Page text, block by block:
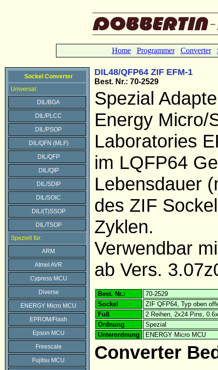
Home Programmer Converter
Sockel Converter
Universal:
DIL/BGA
DIL/PLCC
DIL/PSOP
DIL/QFN (MLF)
DIL/QFP
DIL/QIP
DIL/SDIP
DIL/SOIC
DIL/(T)SSOP
DIL/TSOP
Speziell für:
ARM
Atmel AVR
Cypress MCU
Diverse
ENERGY Micro MCU
EPROM/Flash
Epson MCU
Freescale
Fujitsu MCU
DIL48/QFP64 ZIF EFM-1
Best. Nr.: 70-2529
Spezial
Energy Micro/
Laboratories
im LQFP64
Lebensdauer
des ZIF
Zyklen.
Verwendbar
ab Vers.
Best. Nr.:
70-2529
Sockel
ZIF QFP64, Typ oben
Fuß
2 Reihen, 2x24 Pins,
Ordnung
Spezial
Unterordnung
ENERGY Micro MCU
Converter